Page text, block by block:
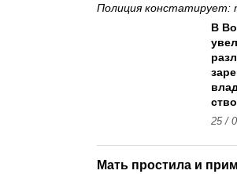
Полиция констатирует:
В
25 /
Мать простила и